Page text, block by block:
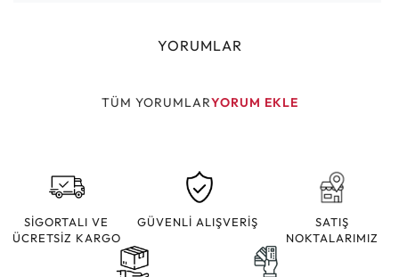
YORUMLAR
TÜM YORUMLARYORUM EKLE
SİGORTALI VE
ÜCRETSİZ KARGO
GÜVENLİ ALIŞVERİŞ
SATIŞ
NOKTALARIMIZ